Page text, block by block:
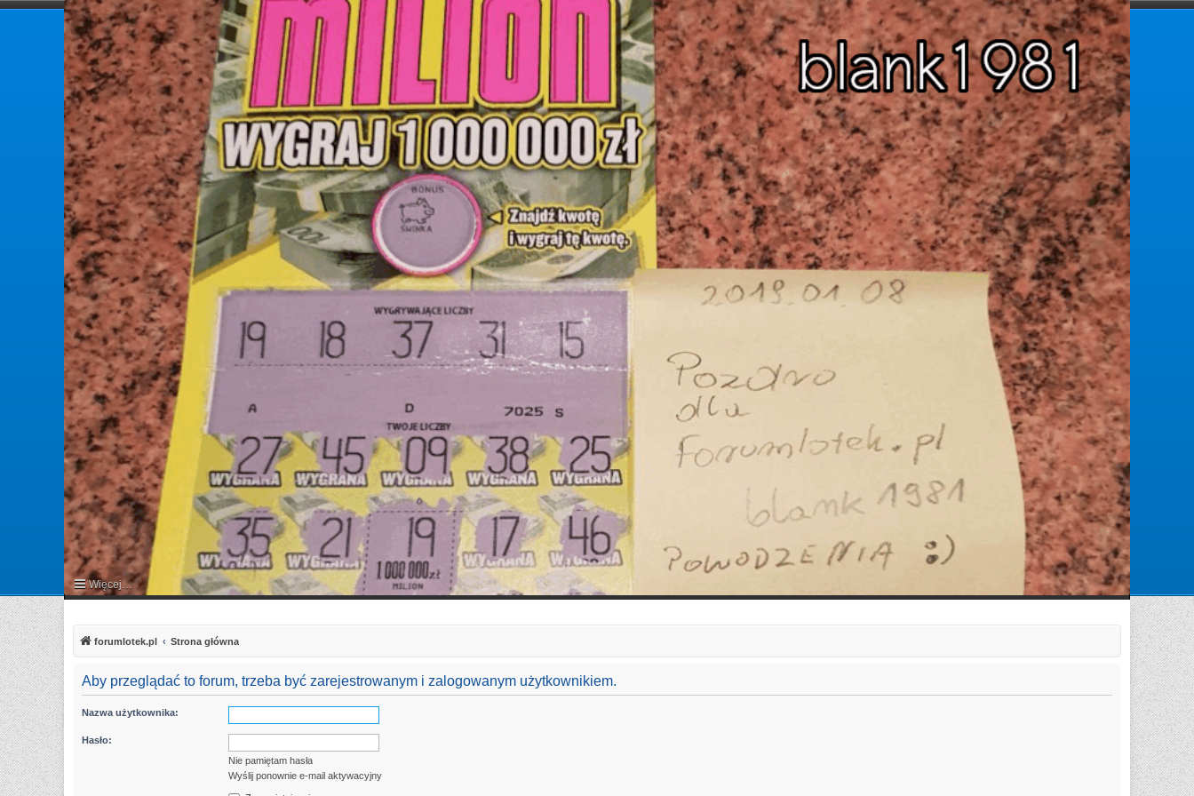
forumlotek.pl
Forum gier liczbowych
Więcej… Zaloguj się
Zarejestruj się
forumlotek.pl Strona główna
Aby przeglądać to forum, trzeba być zarejestrowanym i zalogowanym użytkownikiem.
Nazwa użytkownika:
Hasło:
Nie pamiętam hasła
Wyślij ponownie e-mail aktywacyjny